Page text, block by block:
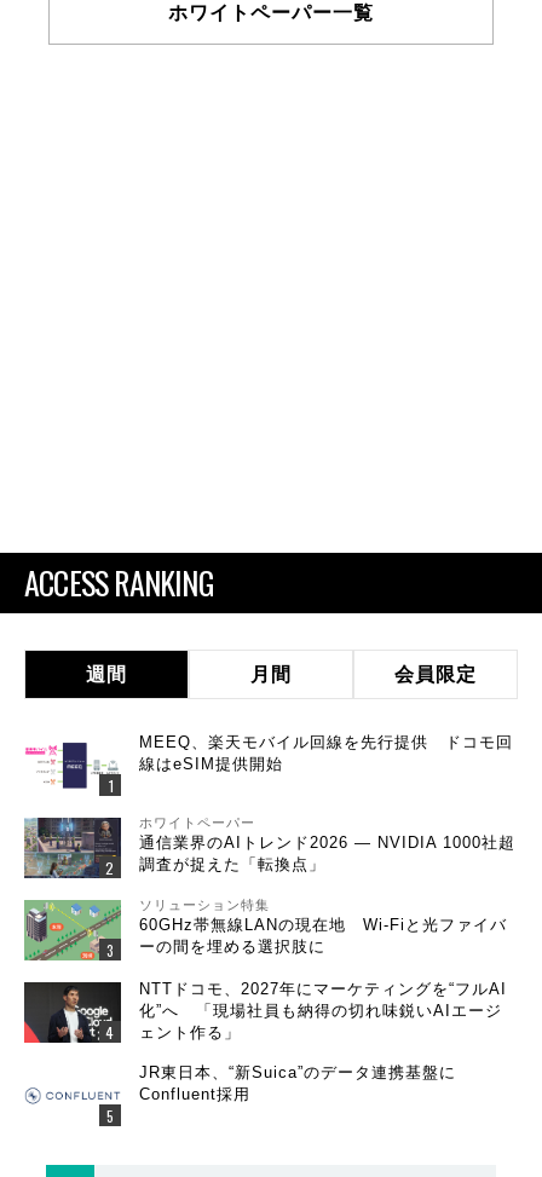
ホワイトペーパー一覧
ACCESS RANKING
週間 月間 会員限定
MEEQ、楽天モバイル回線を先行提供 ドコモ回
線はeSIM提供開始
ホワイトペーパー
通信業界のAIトレンド2026 ― NVIDIA 1000社超
調査が捉えた「転換点」
ソリューション特集
60GHz帯無線LANの現在地 Wi-Fiと光ファイバ
ーの間を埋める選択肢に
NTTドコモ、2027年にマーケティングを“フルAI
化”へ 「現場社員も納得の切れ味鋭いAIエージ
ェント作る」
JR東日本、“新Suica”のデータ連携基盤に
Confluent採用